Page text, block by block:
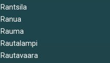
Rantsila
Ranua
Rauma
Rautalampi
Rautavaara